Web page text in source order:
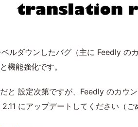
ルダウンしたバグ（主に Feedly の
機能強化です。
と 設定次第ですが、Feedly のカウ
にアップデートしてください（ご